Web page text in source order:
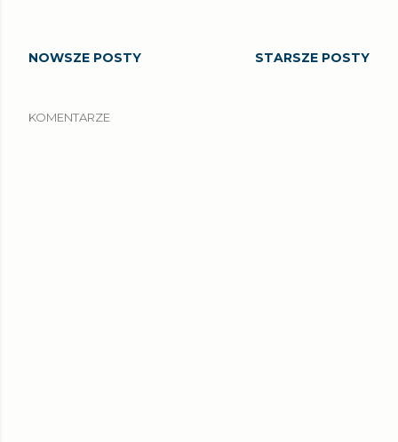
NOWSZE POSTY STARSZE POSTY
KOMENTARZE